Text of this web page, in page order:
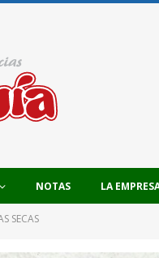
NOTAS LA
SECAS